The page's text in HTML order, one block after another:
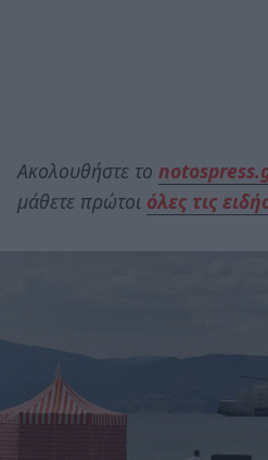
Ακολουθήστε το
μάθετε πρώτοι όλες τις